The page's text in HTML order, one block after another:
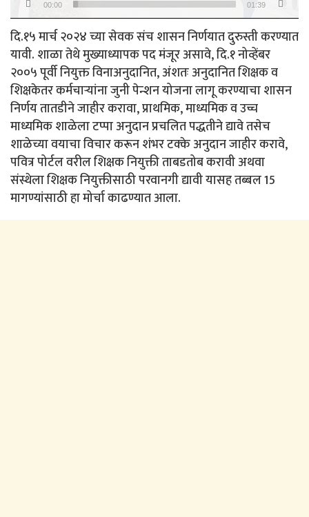
00:00 01:39
दि.१५ मार्च २०२४ च्या सेवक संच शासन निर्णयात दुरुस्ती करण्यात
यावी. शाळा तेथे मुख्याध्यापक पद मंजूर असावे, दि.१ नोव्हेंबर
२००५ पूर्वी नियुक्त विनाअनुदानित, अंशतः अनुदानित शिक्षक व
शिक्षकेतर कर्मचाऱ्यांना जुनी पेन्शन योजना लागू करण्याचा शासन
निर्णय तातडीने जाहीर करावा, प्राथमिक, माध्यमिक व उच्च
माध्यमिक शाळेला टप्पा अनुदान प्रचलित पद्धतीने द्यावे तसेच
शाळेच्या वयाचा विचार करून शंभर टक्के अनुदान जाहीर करावे,
पवित्र पोर्टल वरील शिक्षक नियुक्ती ताबडतोब करावी अथवा
संस्थेला शिक्षक नियुक्तीसाठी परवानगी द्यावी यासह तब्बल 15
मागण्यांसाठी हा मोर्चा काढण्यात आला.